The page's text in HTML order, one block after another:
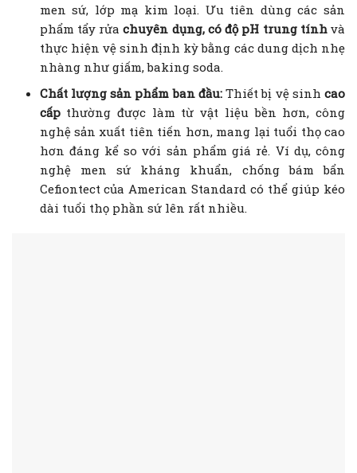
men sứ, lớp mạ kim loại. Ưu tiên dùng các sản
phẩm tẩy rửachuyên dụng, có độ pH trung tínhvà
thực hiện vệ sinh định kỳ bằng các dung dịch nhẹ
nhàng như giấm, baking soda.
Chất lượng sản phẩm ban đầu:Thiết bị vệ sinh cao
cấpthường được làm từ vật liệu bền hơn, công
nghệ sản xuất tiên tiến hơn, mang lại tuổi thọ cao
hơn đáng kể so với sản phẩm giá rẻ. Ví dụ, công
nghệ men sứ kháng khuẩn, chống bám bẩn
Cefiontect của American Standard có thể giúp kéo
dài tuổi thọ phần sứ lên rất nhiều.